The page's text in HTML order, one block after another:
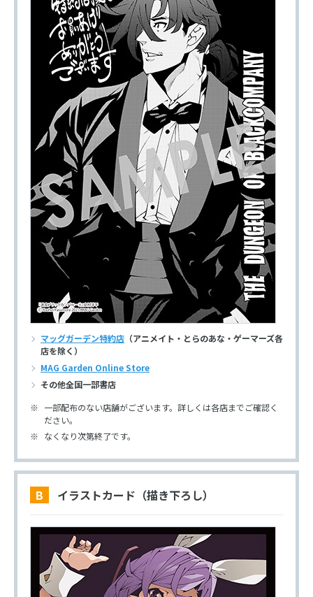
マッグガーデン特約店 （アニメイト・とらのあな・ゲーマーズ各
店を除く）
MAG Garden Online Store
その他全国一部書店
一部配布のない店舗がございます。詳しくは各店までご確認く
ださい。
なくなり次第終了です。
B イラストカード（描き下ろし）